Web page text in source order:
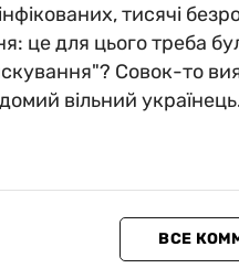
тисячі
це для цього треба
Совок-то
вільний
ВСЕ